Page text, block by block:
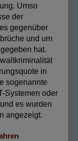
Umso
der
gegenüber
und um
hat.
in
sogenannte
Systemen oder
es wurden
angezeigt.